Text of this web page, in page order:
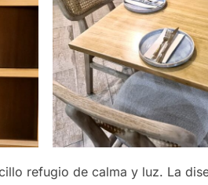
refugio de calma y luz. La